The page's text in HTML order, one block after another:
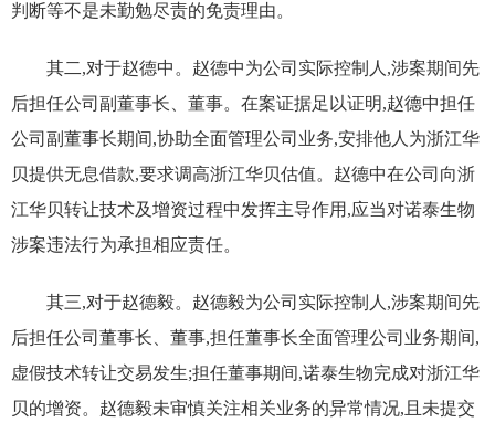
判断等不是未勤勉尽责的免责理由。
其二,对于赵德中。赵德中为公司实际控制人,涉案期间先
后担任公司副董事长、董事。在案证据足以证明,赵德中担任
公司副董事长期间,协助全面管理公司业务,安排他人为浙江华
贝提供无息借款,要求调高浙江华贝估值。赵德中在公司向浙
江华贝转让技术及增资过程中发挥主导作用,应当对诺泰生物
涉案违法行为承担相应责任。
其三,对于赵德毅。赵德毅为公司实际控制人,涉案期间先
后担任公司董事长、董事,担任董事长全面管理公司业务期间,
虚假技术转让交易发生;担任董事期间,诺泰生物完成对浙江华
贝的增资。赵德毅未审慎关注相关业务的异常情况,且未提交